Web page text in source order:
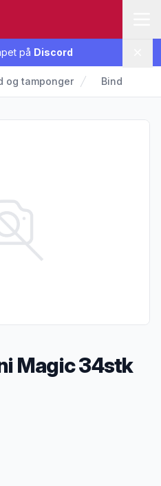
på Discord
og tamponger Bind
Magic 34stk